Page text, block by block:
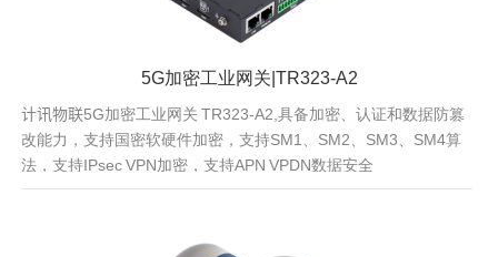
5G加密工业网关|TR323-A2
计讯物联5G加密工业网关 TR323-A2,具备加密、认证和数据防篡
改能力，支持国密软硬件加密，支持SM1、SM2、SM3、SM4算
法，支持IPsec VPN加密，支持APN VPDN数据安全